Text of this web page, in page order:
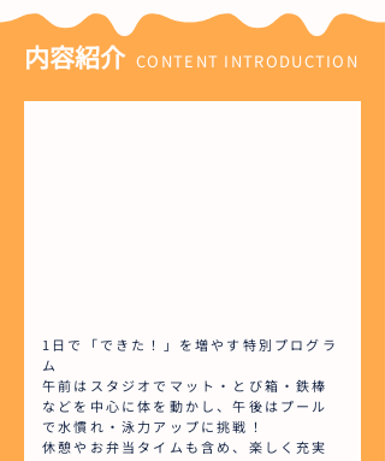
内容紹介 CONTENT INTRODUCTION
1日で「できた！」を増やす特別プログラ
ム
午前はスタジオでマット・とび箱・鉄棒
などを中心に体を動かし、午後はプール
で水慣れ・泳力アップに挑戦！
休憩やお弁当タイムも含め、楽しく充実